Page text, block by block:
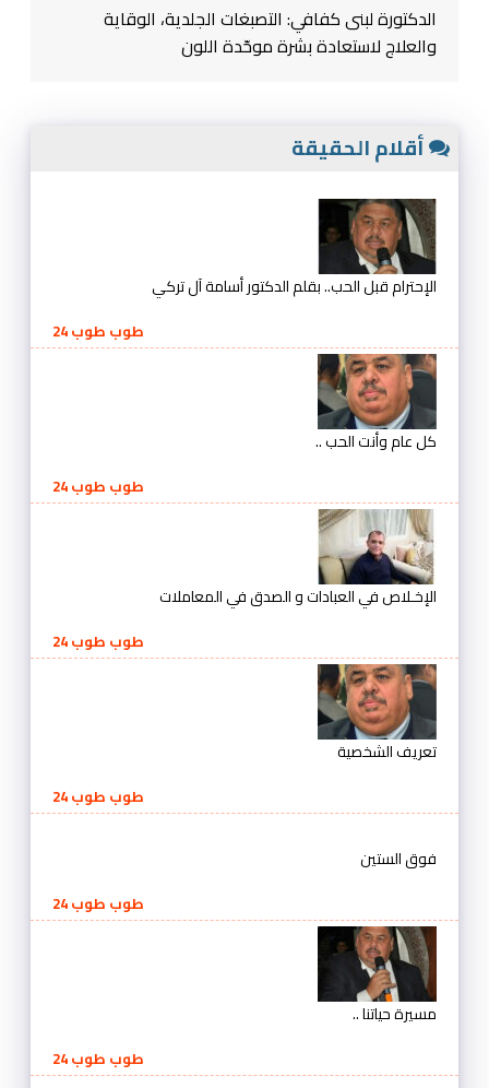
الدكتورة لبنى كفافي: التصبغات الجلدية، الوقاية
والعلاج لاستعادة بشرة موحّدة اللون
أقلام الحقيقة
الإحترام قبل الحب.. بقلم الدكتور أسامة آل تركي
طوب طوب 24
كل عام وأنت الحب ..
طوب طوب 24
الإخـلاص في العبادات و الصدق في المعاملات
طوب طوب 24
تعريف الشخصية
طوب طوب 24
فوق الستين
طوب طوب 24
مسيرة حياتنا ..
طوب طوب 24